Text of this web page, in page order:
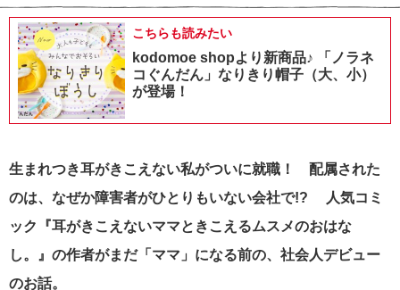
こちらも読みたい
kodomoe shopより新商品♪ 「ノラネ
コぐんだん」なりきり帽子（大、小）
が登場！
生まれつき耳がきこえない私がついに就職！ 配属された
のは、なぜか障害者がひとりもいない会社で!? 人気コミ
ック『耳がきこえないママときこえるムスメのおはな
し。』の作者がまだ「ママ」になる前の、社会人デビュー
のお話。